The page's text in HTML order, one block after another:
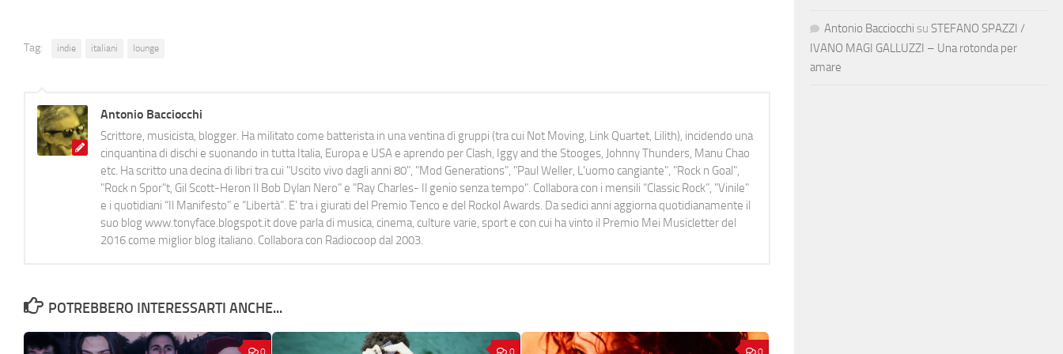
Tag: indie italiani lounge
Antonio Bacciocchi
Scrittore, musicista, blogger. Ha militato come batterista in una ventina di gruppi (tra cui Not Moving, Link Quartet, Lilith), incidendo una
cinquantina di dischi e suonando in tutta Italia, Europa e USA e aprendo per Clash, Iggy and the Stooges, Johnny Thunders, Manu Chao
etc. Ha scritto una decina di libri tra cui "Uscito vivo dagli anni 80", "Mod Generations", "Paul Weller, L’uomo cangiante", "Rock n Goal",
"Rock n Spor"t, Gil Scott-Heron Il Bob Dylan Nero" e "Ray Charles- Il genio senza tempo". Collabora con i mensili “Classic Rock”, "Vinile"
e i quotidiani “Il Manifesto” e “Libertà”. E' tra i giurati del Premio Tenco e del Rockol Awards. Da sedici anni aggiorna quotidianamente il
suo blog www.tonyface.blogspot.it dove parla di musica, cinema, culture varie, sport e con cui ha vinto il Premio Mei Musicletter del
2016 come miglior blog italiano. Collabora con Radiocoop dal 2003.
POTREBBERO INTERESSARTI ANCHE...
0 0 0
Antonio Bacciocchi su STEFANO SPAZZI /
IVANO MAGI GALLUZZI – Una rotonda per
amare